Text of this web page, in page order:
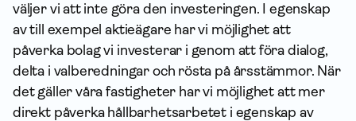
väljer vi att inte göra den investeringen. I egenskap
av till exempel aktieägare har vi möjlighet att
påverka bolag vi investerar i genom att föra dialog,
delta i valberedningar och rösta på årsstämmor. När
det gäller våra fastigheter har vi möjlighet att mer
direkt påverka hållbarhetsarbetet i egenskap av